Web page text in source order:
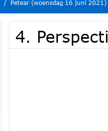
Petear (woensdag 16 juni 2021)
4.